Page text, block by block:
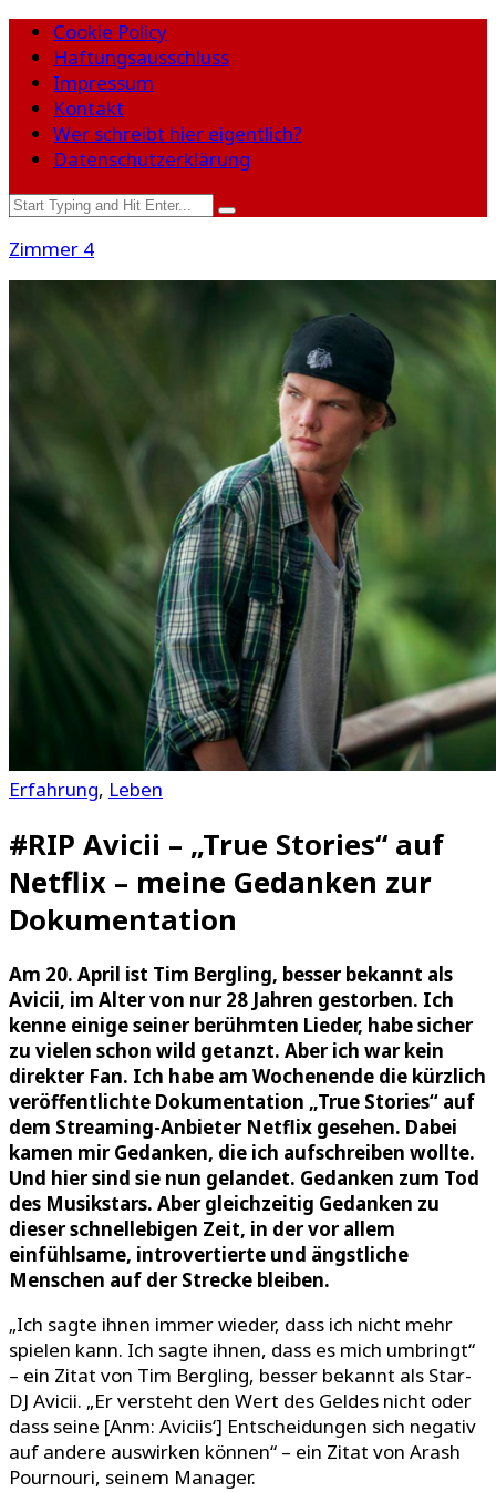
Cookie Policy
Haftungsausschluss
Impressum
Kontakt
Wer schreibt hier eigentlich?
Datenschutzerklärung
Zimmer 4
Erfahrung, Leben
#RIP Avicii – „True Stories“ auf
Netflix – meine Gedanken zur
Dokumentation
Am 20. April ist Tim Bergling, besser bekannt als
Avicii, im Alter von nur 28 Jahren gestorben. Ich
kenne einige seiner berühmten Lieder, habe sicher
zu vielen schon wild getanzt. Aber ich war kein
direkter Fan. Ich habe am Wochenende die kürzlich
veröffentlichte Dokumentation „True Stories“ auf
dem Streaming-Anbieter Netflix gesehen. Dabei
kamen mir Gedanken, die ich aufschreiben wollte.
Und hier sind sie nun gelandet. Gedanken zum Tod
des Musikstars. Aber gleichzeitig Gedanken zu
dieser schnellebigen Zeit, in der vor allem
einfühlsame, introvertierte und ängstliche
Menschen auf der Strecke bleiben.
„Ich sagte ihnen immer wieder, dass ich nicht mehr
spielen kann. Ich sagte ihnen, dass es mich umbringt“
– ein Zitat von Tim Bergling, besser bekannt als Star-
DJ Avicii. „Er versteht den Wert des Geldes nicht oder
dass seine [Anm: Aviciis‘] Entscheidungen sich negativ
auf andere auswirken können“ – ein Zitat von Arash
Pournouri, seinem Manager.